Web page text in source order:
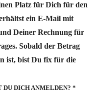
Platz für Dich für den
ein E-Mail mit
Deiner Rechnung für
Sobald der Betrag
ist, bist Du fix für die
DICH ANMELDEN? *